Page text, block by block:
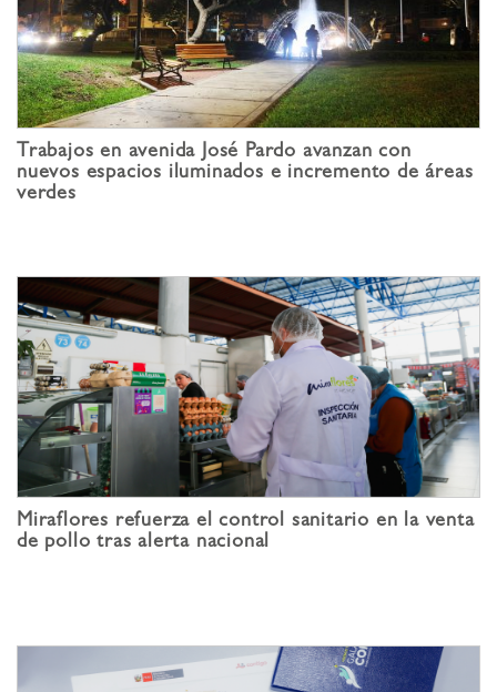
Trabajos en avenida José Pardo avanzan con
nuevos espacios iluminados e incremento de áreas
verdes
Miraflores refuerza el control sanitario en la venta
de pollo tras alerta nacional